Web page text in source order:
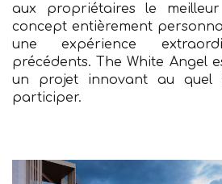
aux propriétaires le
concept entièrement
une expérience
précédents. The White Angel
un projet innovant au quel
participer.